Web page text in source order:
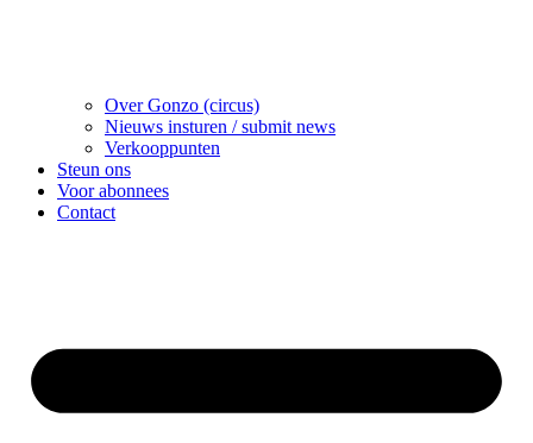
Over Gonzo (circus)
Nieuws insturen / submit news
Verkooppunten
Steun ons
Voor abonnees
Contact